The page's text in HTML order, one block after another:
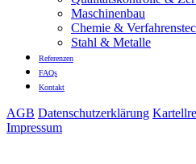
Maschinenbau
Chemie &
Stahl & Metalle
Referenzen
FAQs
Kontakt
AGB Datenschutzerklärung
Impressum